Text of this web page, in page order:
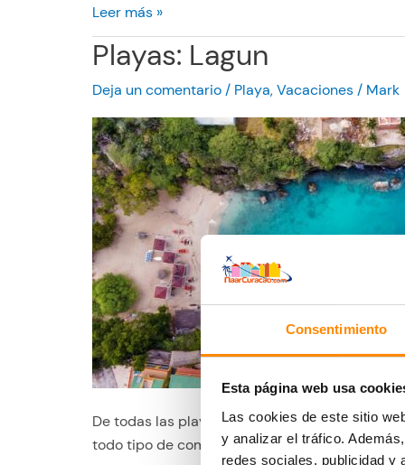
Consentimiento
Esta página web usa
Las cookies de este sitio
y analizar el tráfico.
redes sociales, publicidad y
ó
n
c
u
a
z
o
l
e
ñ
a
:
r
e
l
a
j
a
P
l
a
y
s
:
K
a
r
a
k
t
e
r
Leer más »
Playas: Lagun
Deja un comentario/ Playa,Vacaciones/ Mark
De todas las playas de Curaçao, Lagun es
todo tipo de comodidades y se inclina